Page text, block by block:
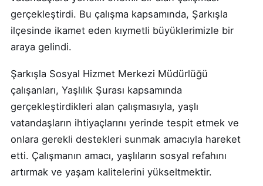
gerçekleştirdi. Bu çalışma kapsamında, Şarkışla
ilçesinde ikamet eden kıymetli büyüklerimizle bir
araya gelindi.
Şarkışla Sosyal Hizmet Merkezi Müdürlüğü
çalışanları, Yaşlılık Şurası kapsamında
gerçekleştirdikleri alan çalışmasıyla, yaşlı
vatandaşların ihtiyaçlarını yerinde tespit etmek ve
onlara gerekli destekleri sunmak amacıyla hareket
etti. Çalışmanın amacı, yaşlıların sosyal refahını
artırmak ve yaşam kalitelerini yükseltmektir.